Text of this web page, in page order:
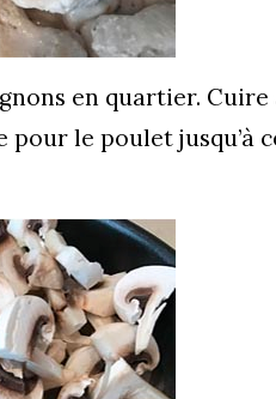
en quartier. Cuire
pour le poulet jusqu’à